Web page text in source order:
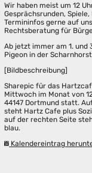
Wir haben meist um 12
Gesprächsrunden,
Termininfos gerne auf
Rechtsberatung für
Ab jetzt immer am 1. und
Pigeon in der
[Bildbeschreibung]
Sharepic für das
Mittwoch im Monat von
44147 Dortmund statt.
steht Hartz Cafe plus
auf der rechten Seite
blau.
Kalendereintrag